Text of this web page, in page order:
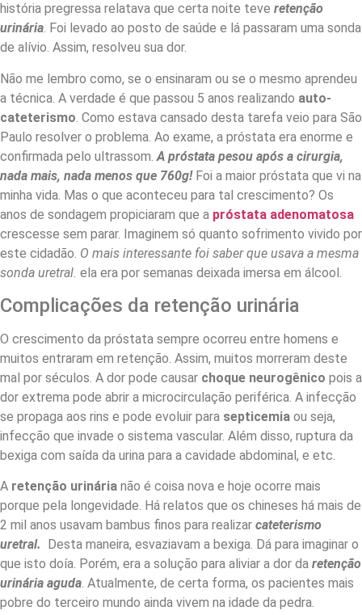
história pregressa relatava que certa noite teve retenção
urinária. Foi levado ao posto de saúde e lá passaram uma sonda
de alívio. Assim, resolveu sua dor.
Não me lembro como, se o ensinaram ou se o mesmo aprendeu
a técnica. A verdade é que passou 5 anos realizando auto-
cateterismo . Como estava cansado desta tarefa veio para São
Paulo resolver o problema. Ao exame, a próstata era enorme e
confirmada pelo ultrassom. A próstata pesou após a cirurgia,
nada mais, nada menos que 760g!Foi a maior próstata que vi na
minha vida. Mas o que aconteceu para tal crescimento? Os
anos de sondagem propiciaram que a próstata adenomatosa
crescesse sem parar. Imaginem só quanto sofrimento vivido por
este cidadão. O mais interessante foi saber que usava a mesma
sonda uretral. ela era por semanas deixada imersa em álcool.
Complicações da retenção urinária
O crescimento da próstata sempre ocorreu entre homens e
muitos entraram em retenção. Assim, muitos morreram deste
mal por séculos. A dor pode causar choque neurogênico pois a
dor extrema pode abrir a microcirculação periférica. A infecção
se propaga aos rins e pode evoluir para septicemia ou seja,
infecção que invade o sistema vascular. Além disso, ruptura da
bexiga com saída da urina para a cavidade abdominal, e etc.
A retenção urinária não é coisa nova e hoje ocorre mais
porque pela longevidade. Há relatos que os chineses há mais de
2 mil anos usavam bambus finos para realizar cateterismo
uretral.
Desta maneira, esvaziavam a bexiga. Dá para imaginar o
que isto doía. Porém, era a solução para aliviar a dor da retenção
urinária aguda. Atualmente, de certa forma, os pacientes mais
pobre do terceiro mundo ainda vivem na idade da pedra.